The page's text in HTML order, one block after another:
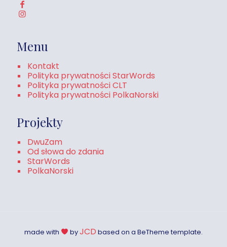
Menu
Kontakt
Polityka prywatności StarWords
Polityka prywatności CLT
Polityka prywatności PolkaNorski
Projekty
DwuZam
Od słowa do zdania
StarWords
PolkaNorski
made with byJCD based on a BeTheme template.